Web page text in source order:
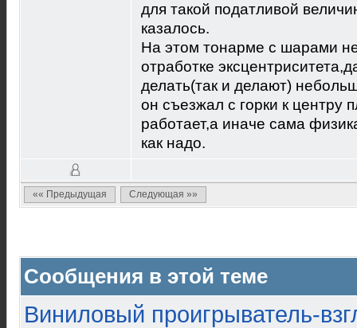
для такой податливой
казалось.
На этом тонарме с шарами
отработке
делать(так и делают)
он съезжал с горки к центру
работает,а иначе сама
как надо.
«« Предыдущая Следующая »»
Сообщения в этой теме
Виниловый проигрыватель-